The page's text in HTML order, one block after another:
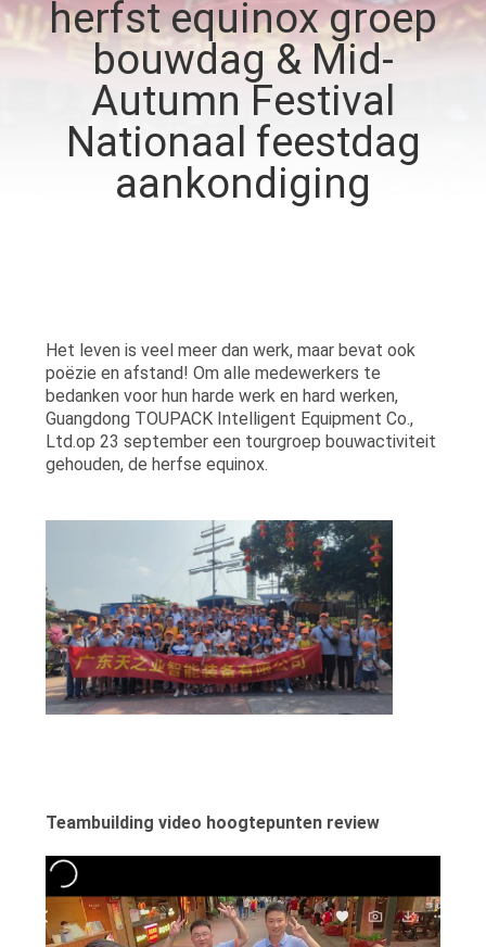
KWALITEITSCONTROLE
NEEM
CONTACT
NIEUWS
GEVALLEN
VRAAG
EEN
SITEMAP
PRIVACYBELEID
herfst equinox groep
bouwdag & Mid-
Autumn Festival
Nationaal feestdag
aankondiging
Het leven is veel meer dan werk, maar bevat ook
poëzie en afstand! Om alle medewerkers te
bedanken voor hun harde werk en hard werken,
Guangdong TOUPACK Intelligent Equipment Co.,
Ltd.op 23 september een tourgroep bouwactiviteit
gehouden, de herfse equinox.
Teambuilding video hoogtepunten review